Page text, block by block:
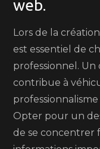
web.
Lors de la
est essentiel de
professionnel. Un
contribue à
Opter pour un
de se concentrer